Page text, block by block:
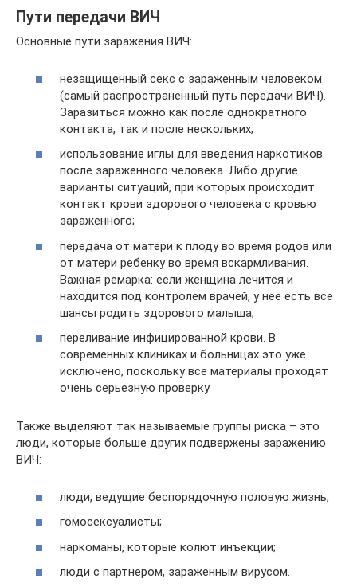
Пути передачи ВИЧ
Основные пути заражения ВИЧ:
незащищенный секс с зараженным человеком
(самый распространенный путь передачи ВИЧ).
Заразиться можно как после однократного
контакта, так и после нескольких;
использование иглы для введения наркотиков
после зараженного человека. Либо другие
варианты ситуаций, при которых происходит
контакт крови здорового человека с кровью
зараженного;
передача от матери к плоду во время родов или
от матери ребенку во время вскармливания.
Важная ремарка: если женщина лечится и
находится под контролем врачей, у нее есть все
шансы родить здорового малыша;
переливание инфицированной крови. В
современных клиниках и больницах это уже
исключено, поскольку все материалы проходят
очень серьезную проверку.
Также выделяют так называемые группы риска – это
люди, которые больше других подвержены заражению
ВИЧ:
люди, ведущие беспорядочную половую жизнь;
гомосексуалисты;
наркоманы, которые колют инъекции;
люди с партнером, зараженным вирусом.